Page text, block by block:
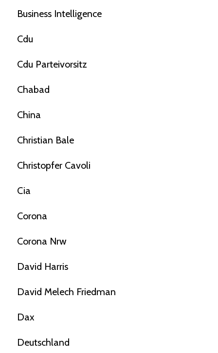
Business Intelligence
Cdu
Cdu Parteivorsitz
Chabad
China
Christian Bale
Christopfer Cavoli
Cia
Corona
Corona Nrw
David Harris
David Melech Friedman
Dax
Deutschland